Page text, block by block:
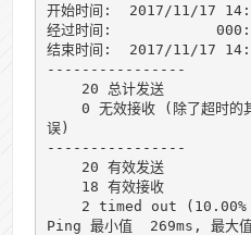
开始时间:  2017/11/17
经过时间:
结束时间:  2017/11/17
----------------
20 总计发送
0 无效接收 (除了超时的
误)
----------------
20 有效发送
18 有效接收
2 timed out (10.00%
Ping 最小值  269ms, 最大